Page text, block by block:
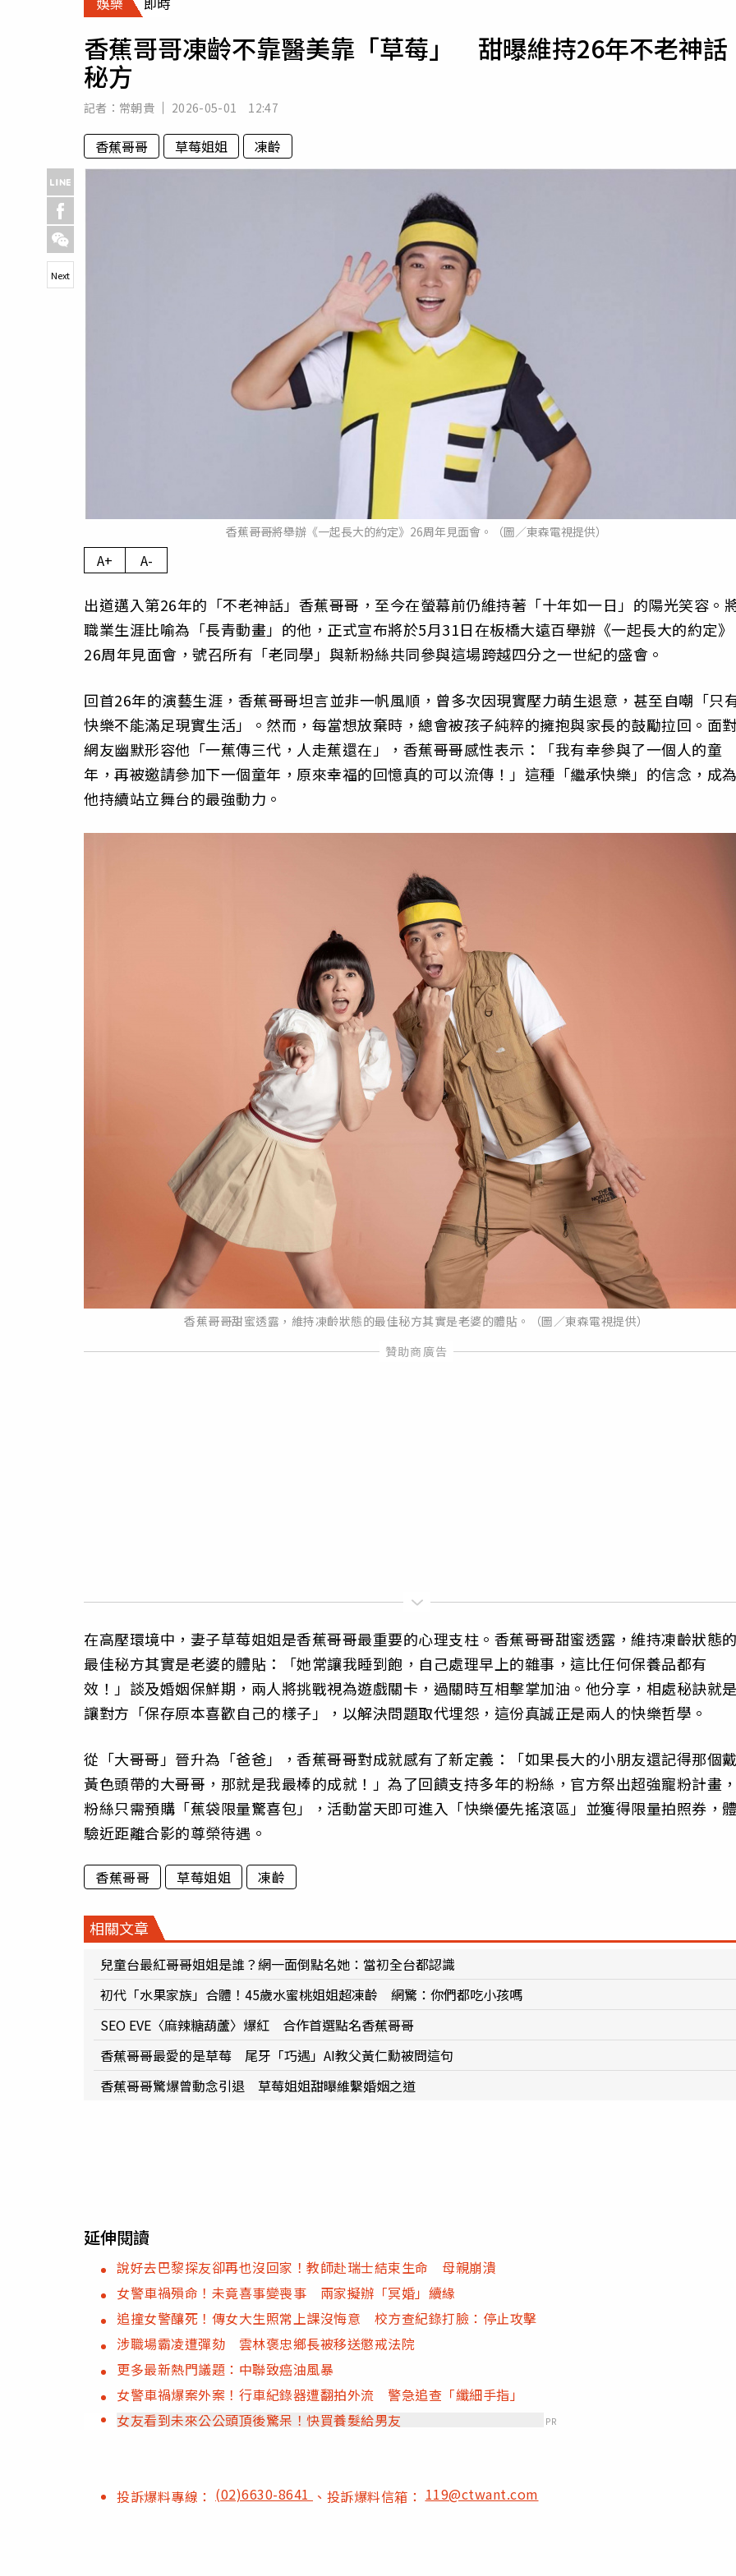
專欄
運勢
香蕉哥哥凍齡不靠醫美靠「草莓」 甜曝維持26年不老神話
秘方
記者： 常朝貴 2026-05-01 12:47
香蕉哥哥 草莓姐姐 凍齡
香蕉哥哥將舉辦《一起長大的約定》26周年見面會。（圖／東森電視提供）
Next
A+ A-
出道邁入第26年的「不老神話」香蕉哥哥，至今在螢幕前仍維持著「十年如一日」的陽光笑容。
職業生涯比喻為「長青動畫」的他，正式宣布將於5月31日在板橋大遠百舉辦《一起長大的約定》
26周年見面會，號召所有「老同學」與新粉絲共同參與這場跨越四分之一世紀的盛會。
回首26年的演藝生涯，香蕉哥哥坦言並非一帆風順，曾多次因現實壓力萌生退意，甚至自嘲「只
快樂不能滿足現實生活」。然而，每當想放棄時，總會被孩子純粹的擁抱與家長的鼓勵拉回。面
網友幽默形容他「一蕉傳三代，人走蕉還在」，香蕉哥哥感性表示：「我有幸參與了一個人的童
年，再被邀請參加下一個童年，原來幸福的回憶真的可以流傳！」這種「繼承快樂」的信念，成
他持續站立舞台的最強動力。
香蕉哥哥甜蜜透露，維持凍齡狀態的最佳秘方其實是老婆的體貼。（圖／東森電視提供）
在高壓環境中，妻子草莓姐姐是香蕉哥哥最重要的心理支柱。香蕉哥哥甜蜜透露，維持凍齡狀態
最佳秘方其實是老婆的體貼：「她常讓我睡到飽，自己處理早上的雜事，這比任何保養品都有
效！」談及婚姻保鮮期，兩人將挑戰視為遊戲關卡，過關時互相擊掌加油。他分享，相處秘訣就
讓對方「保存原本喜歡自己的樣子」，以解決問題取代埋怨，這份真誠正是兩人的快樂哲學。
從「大哥哥」晉升為「爸爸」，香蕉哥哥對成就感有了新定義：「如果長大的小朋友還記得那個
黃色頭帶的大哥哥，那就是我最棒的成就！」為了回饋支持多年的粉絲，官方祭出超強寵粉計畫
粉絲只需預購「蕉袋限量驚喜包」，活動當天即可進入「快樂優先搖滾區」並獲得限量拍照券，
驗近距離合影的尊榮待遇。
香蕉哥哥 草莓姐姐 凍齡
相關文章
兒童台最紅哥哥姐姐是誰？網一面倒點名她：當初全台都認識
初代「水果家族」合體！45歲水蜜桃姐姐超凍齡 網驚：你們都吃小孩嗎
SEO EVE〈麻辣糖葫蘆〉爆紅 合作首選點名香蕉哥哥
香蕉哥哥最愛的是草莓 尾牙「巧遇」AI教父黃仁勳被問這句
香蕉哥哥驚爆曾動念引退 草莓姐姐甜曝維繫婚姻之道
延伸閱讀
說好去巴黎探友卻再也沒回家！教師赴瑞士結束生命 母親崩潰
女警車禍殞命！未竟喜事變喪事 兩家擬辦「冥婚」續緣
追撞女警釀死！傳女大生照常上課沒悔意 校方查紀錄打臉：停止攻擊
涉職場霸凌遭彈劾 雲林褒忠鄉長被移送懲戒法院
更多最新熱門議題：中聯致癌油風暴
女警車禍爆案外案！行車紀錄器遭翻拍外流 警急追查「纖細手指」
女友看到未來公公頭頂後驚呆！快買養髮給男友
PR
投訴爆料專線： (02)6630-8641 、投訴爆料信箱：119@ctwant.com